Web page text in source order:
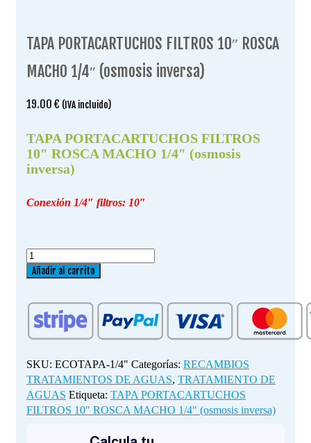
TAPA PORTACARTUCHOS FILTROS 10″ ROSCA
MACHO 1/4″ (osmosis inversa)
19.00 € (IVA incluido)
TAPA PORTACARTUCHOS FILTROS
10″ ROSCA MACHO 1/4″ (osmosis
inversa)
Conexión 1/4″ filtros: 10″
TAPA
PORTACARTUCHOS
10"
ROSCA
MACHO
(osmosis
inversa)
cantidad
Añadir al carrito
SKU: ECOTAPA-1/4" Categorías: RECAMBIOS
TRATAMIENTOS DE AGUAS, TRATAMIENTO DE
AGUAS Etiqueta: TAPA PORTACARTUCHOS
FILTROS 10" ROSCA MACHO 1/4" (osmosis inversa)